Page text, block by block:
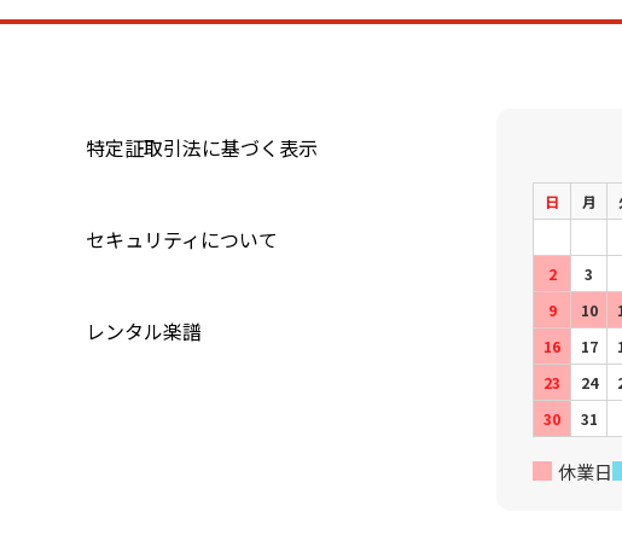
特定証取引法に基づく表示
セキュリティについて
レンタル楽譜
日 月
2 3
9
10
16
17
23
24
30
31
休業日